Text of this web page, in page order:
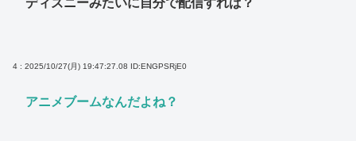
4 : 2025/10/27(月) 19:47:27.08 ID:ENGPSRjE0
アニメブームなんだよね？